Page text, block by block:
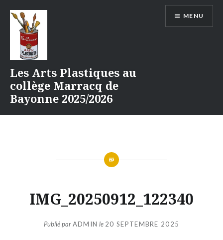
contenu
Les Arts Plastiques au
collège Marracq de
Bayonne 2025/2026
MENU
IMG_20250912_122340
Publié parADMIN le 20 SEPTEMBRE 2025